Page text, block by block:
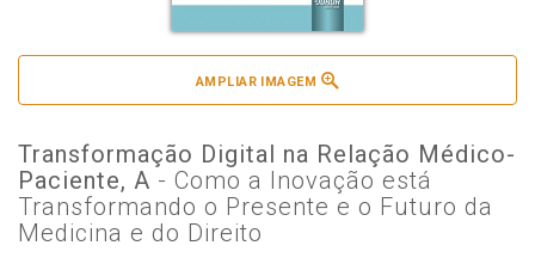
AMPLIAR IMAGEM
Transformação Digital na Relação Médico-
Paciente, A - Como a Inovação está
Transformando o Presente e o Futuro da
Medicina e do Direito